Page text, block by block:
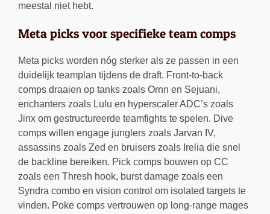
meestal niet hebt.
Meta picks voor specifieke team comps
Meta picks worden nóg sterker als ze passen in een
duidelijk teamplan tijdens de draft. Front-to-back
comps draaien op tanks zoals Ornn en Sejuani,
enchanters zoals Lulu en hyperscaler ADC’s zoals
Jinx om gestructureerde teamfights te spelen. Dive
comps willen engage junglers zoals Jarvan IV,
assassins zoals Zed en bruisers zoals Irelia die snel
de backline bereiken. Pick comps bouwen op CC
zoals een Thresh hook, burst damage zoals een
Syndra combo en vision control om isolated targets te
vinden. Poke comps vertrouwen op long-range mages